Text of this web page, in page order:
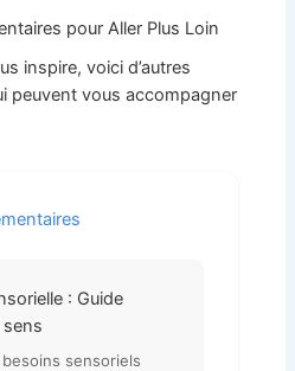
pour Aller Plus Loin
inspire, voici d’autres
peuvent vous accompagner
: Guide
sensoriels